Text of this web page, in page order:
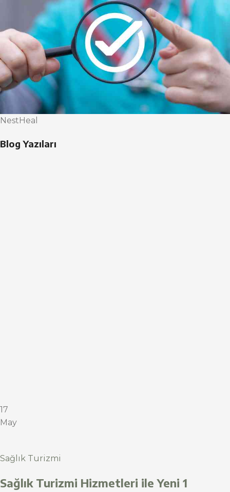
NestHeal
Blog Yazıları
17
May
Sağlık Turizmi
Sağlık Turizmi Hizmetleri ile Yeni 1